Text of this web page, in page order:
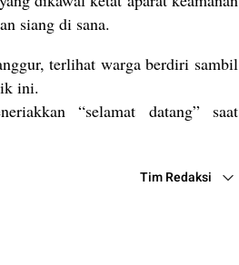
siang di sana.
terlihat warga berdiri sambil
ini.
“selamat datang” saat
Tim Redaksi